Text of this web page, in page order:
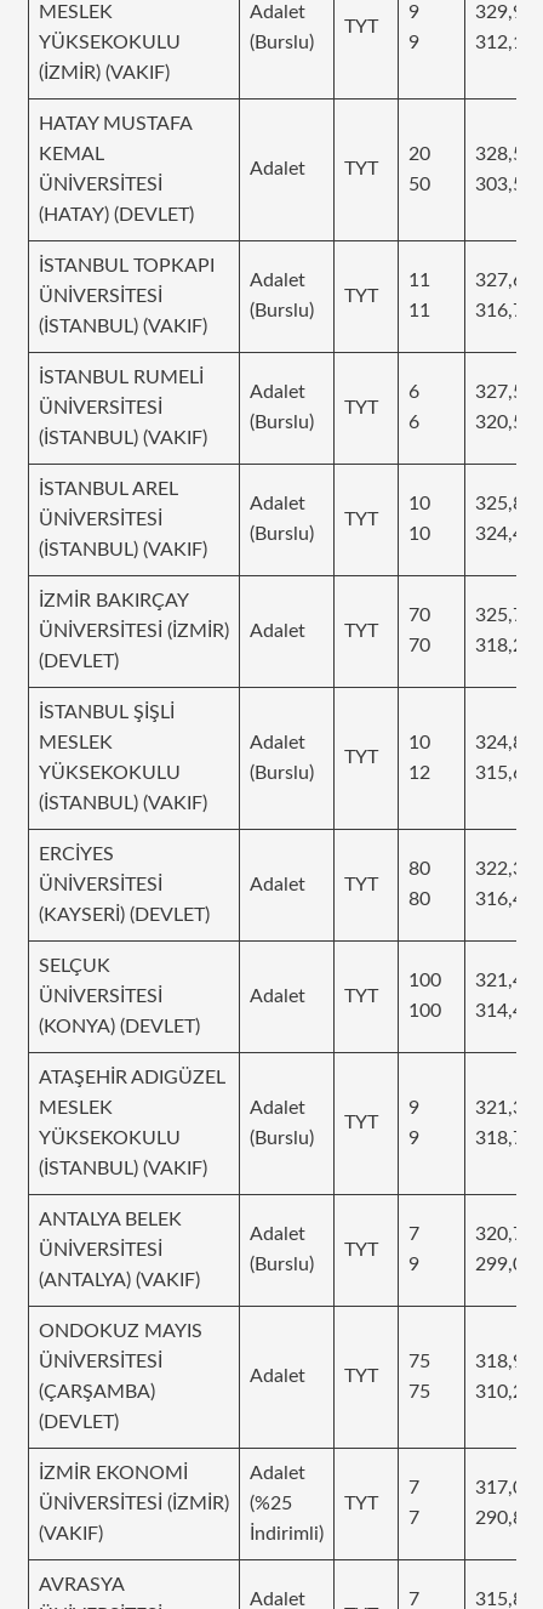
MESLEK
YÜKSEKOKULU
(İZMİR) (VAKIF)
Adalet
(Burslu)
TYT
9
9
HATAY MUSTAFA
KEMAL
ÜNİVERSİTESİ
(HATAY) (DEVLET)
Adalet TYT
20
50
İSTANBUL TOPKAPI
ÜNİVERSİTESİ
(İSTANBUL) (VAKIF)
Adalet
(Burslu)
TYT
11
11
İSTANBUL RUMELİ
ÜNİVERSİTESİ
(İSTANBUL) (VAKIF)
Adalet
(Burslu)
TYT
6
6
İSTANBUL AREL
ÜNİVERSİTESİ
(İSTANBUL) (VAKIF)
Adalet
(Burslu)
TYT
10
10
İZMİR BAKIRÇAY
ÜNİVERSİTESİ (İZMİR)
(DEVLET)
Adalet TYT
70
70
İSTANBUL ŞİŞLİ
MESLEK
YÜKSEKOKULU
(İSTANBUL) (VAKIF)
Adalet
(Burslu)
TYT
10
12
324,87
ERCİYES
ÜNİVERSİTESİ
(KAYSERİ) (DEVLET)
Adalet TYT
80
80
SELÇUK
ÜNİVERSİTESİ
(KONYA) (DEVLET)
Adalet TYT
100
100
ATAŞEHİR ADIGÜZEL
MESLEK
YÜKSEKOKULU
(İSTANBUL) (VAKIF)
Adalet
(Burslu)
TYT
9
9
ANTALYA BELEK
ÜNİVERSİTESİ
(ANTALYA) (VAKIF)
Adalet
(Burslu)
TYT
7
9
ONDOKUZ MAYIS
ÜNİVERSİTESİ
(ÇARŞAMBA)
(DEVLET)
Adalet TYT
75
75
İZMİR EKONOMİ
ÜNİVERSİTESİ (İZMİR)
(VAKIF)
Adalet
(%25
İndirimli)
TYT
7
7
AVRASYA
Adalet
7